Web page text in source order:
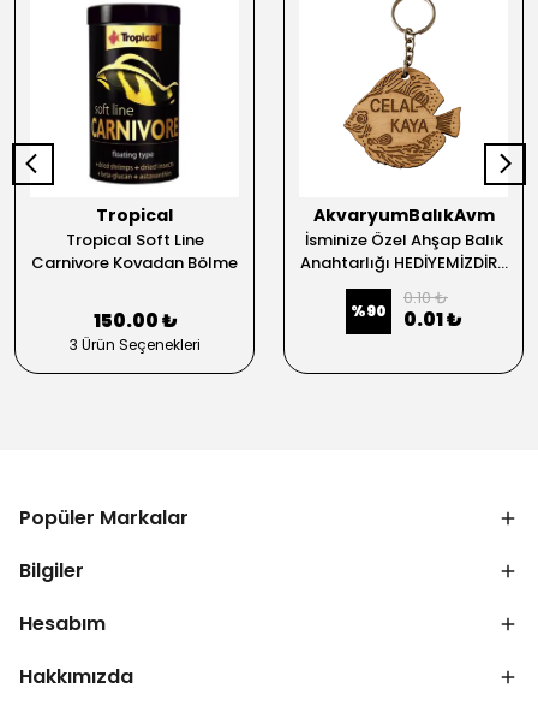
Tropical
Tropical Soft Line
Carnivore Kovadan Bölme
150.00 ₺
3 Ürün Seçenekleri
AkvaryumBalıkAvm
İsminize Özel Ahşap Balık
Anahtarlığı HEDİYEMİZDİR...
%90
0.10 ₺
0.01 ₺
Popüler Markalar
Bilgiler
Hesabım
Hakkımızda